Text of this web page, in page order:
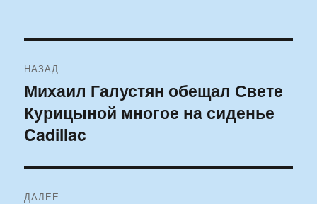
по
записям
НАЗАД
Предыдущая
запись:
Михаил Галустян обещал Свете
Курицыной многое на сиденье
Cadillac
ДАЛЕЕ